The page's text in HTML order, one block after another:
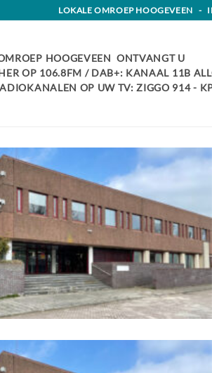
LOKALE OMROEP HOOGEVEEN
HOOGEVEEN ONTVANGT U
OP 106.8FM / DAB+: KANAAL 11B
OP UW TV: ZIGGO 914 -